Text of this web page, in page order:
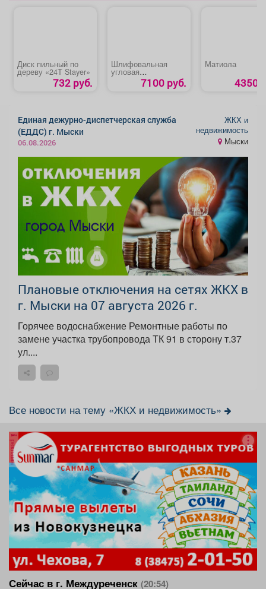
Диск пильный по
дереву «24Т Stayer»
732 руб.
Шлифовальная
угловая
аккумуляторная
машина «MTX-AGB-
7100 руб.
Матиола
4350
Единая дежурно-диспетчерская служба
(ЕДДС) г. Мыски
06.08.2026
ЖКХ и
недвижимость
Мыски
Плановые отключения на сетях ЖКХ в
г. Мыски на 07 августа 2026 г.
Горячее водоснабжение Ремонтные работы по
замене участка трубопровода ТК 91 в сторону т.37
ул....
Все новости на тему «ЖКХ и недвижимость»
реклама
Сейчас в г. Междуреченск (20:54)